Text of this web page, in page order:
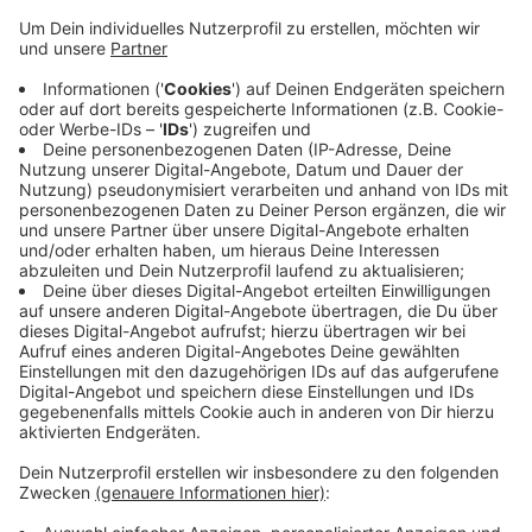
Anzeige
Dazu gehören unter anderem die Stadtteile Ohler,
Holt, Wickrath, Odenkirchen und Schelsen. Die anderen
Stadtteile waren schon letztes Wochenende an der
Reihe. Die GEM weist darauf hin, dass der
Weihnachtsschmuck vollständig entfernt und die
Tannenbäume nicht länger als zwei Meter sein sollten.
Eventuelle Wurzelballen können am Baum bleiben und
einzelne Tannenzweige können gebündelt oder in
Papiersäcken an die Straße gelegt werden.
Anzeige